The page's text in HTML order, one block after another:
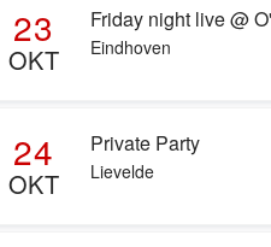
23
OKT
Friday night live @
Eindhoven
24
OKT
Private Party
Lievelde